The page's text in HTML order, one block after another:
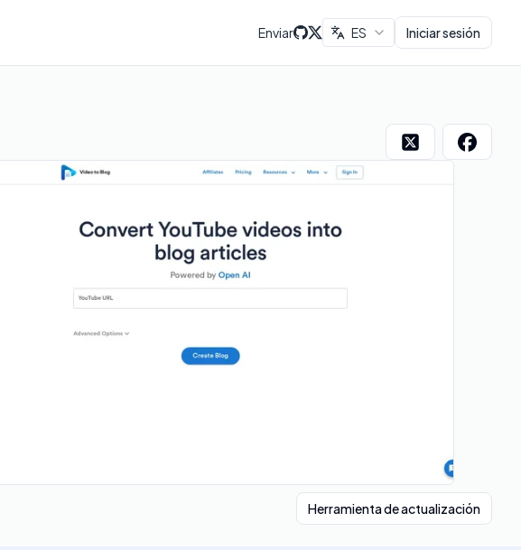
Enviar ES Iniciar sesión
Herramienta de actualización